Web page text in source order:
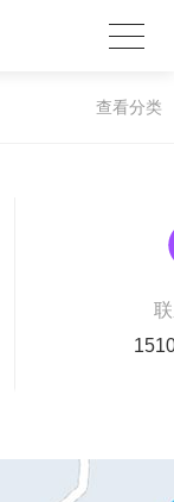
查看分类